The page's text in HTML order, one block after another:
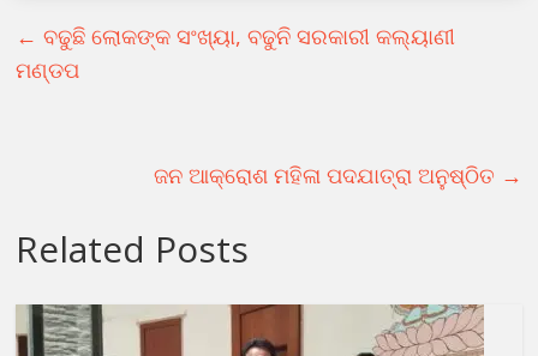
← ବଢୁଛି ଲୋକଙ୍କ ସଂଖ୍ୟା, ବଢୁନି ସରକାରୀ କଲ୍ୟାଣୀ
ମଣ୍ଡପ
ଜନ ଆକ୍ରୋଶ ମହିଳା ପଦଯାତ୍ରା ଅନୁଷ୍ଠିତ →
Related Posts